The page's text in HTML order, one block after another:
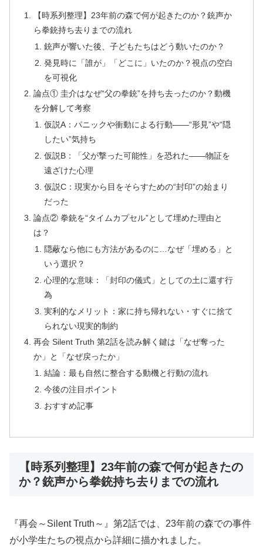
【時系列整理】23年前の森で何が起きたのか？銃声か
ら拳銃持ち去りまでの流れ
銃声が響いた後、子どもたちはどう動いたのか？
発見時に「誰が」「どこに」いたのか？視点の空白
を可視化
論点① 圭介はなぜ“父の拳銃”を持ち去ったのか？動機
を分解して考察
仮説A：パニックや衝動による行動——“形見”や“隠
したい”気持ち
仮説B：「父が撃った可能性」を恐れた——物証を
遠ざけた心理
仮説C：現実から目をそらすための“封印”の始まり
だった
論点② 拳銃を“タイムカプセル”として埋めた理由と
は？
隠蔽なら他にも方法があるのに…なぜ「埋める」と
いう選択？
心理的な意味：「封印の儀式」としての土に還す行
為
実利的なメリット：家に持ち帰れない・すぐに捨て
られない現実的制約
再会 Silent Truth 第2話を読み解く鍵は「なぜ奪った
か」と「なぜ戻ったか」
結論：最も自然に整合する動機と行動の流れ
今後の注目ポイント
おすすめ記事
【時系列整理】23年前の森で何が起きたの
か？銃声から拳銃持ち去りまでの流れ
『再会～Silent Truth～』第2話では、23年前の森での事件
が小学生たちの視点から詳細に描かれました。